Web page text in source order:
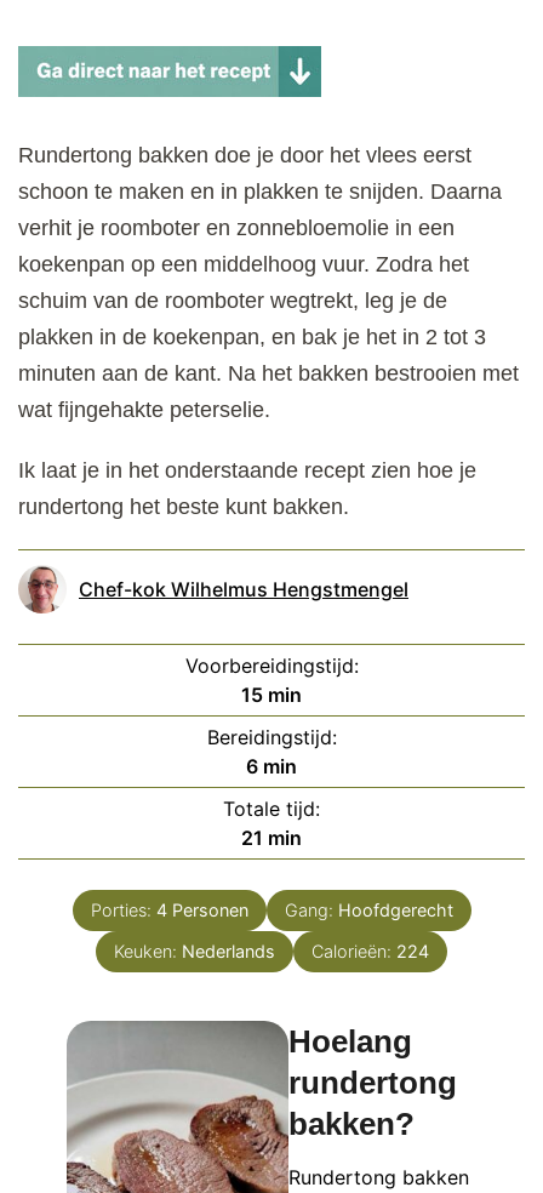
Rundertong bakken doe je door het vlees eerst
schoon te maken en in plakken te snijden. Daarna
verhit je roomboter en zonnebloemolie in een
koekenpan op een middelhoog vuur. Zodra het
schuim van de roomboter wegtrekt, leg je de
plakken in de koekenpan, en bak je het in 2 tot 3
minuten aan de kant. Na het bakken bestrooien met
wat fijngehakte peterselie.
Ik laat je in het onderstaande recept zien hoe je
rundertong het beste kunt bakken.
Chef-kok Wilhelmus Hengstmengel
Voorbereidingstijd:
15minuten
min
Bereidingstijd:
6minuten
min
Totale tijd:
21 minuten
min
Porties: 4 Personen Gang: Hoofdgerecht
Keuken: Nederlands Calorieën: 224
Hoelang
rundertong
bakken?
Rundertong bakken